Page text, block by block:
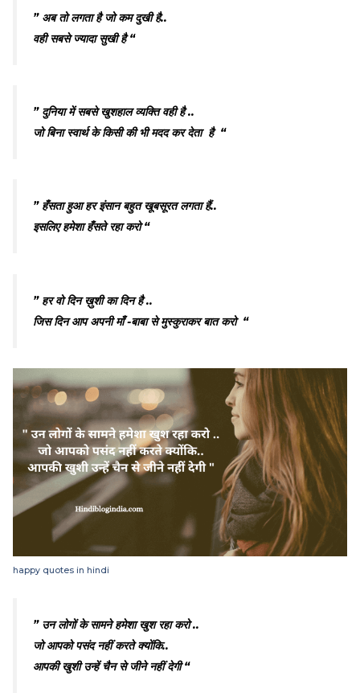
” अब तो लगता है जो कम दुखी है..
वही सबसे ज्यादा सुखी है “
” दुनिया में सबसे खुशहाल व्यक्ति वही है ..
जो बिना स्वार्थ के किसी की भी मदद कर देता है “
” हँसता हुआ हर इंसान बहुत खूबसूरत लगता हैं..
इसलिए हमेशा हँसते रहा करो “
” हर वो दिन ख़ुशी का दिन है ..
जिस दिन आप अपनी माँ -बाबा से मुस्कुराकर बात करो “
happy quotes in hindi
” उन लोगों के सामने हमेशा खुश रहा करो ..
जो आपको पसंद नहीं करते क्योंकि..
आपकी खुशी उन्हें चैन से जीने नहीं देगी “